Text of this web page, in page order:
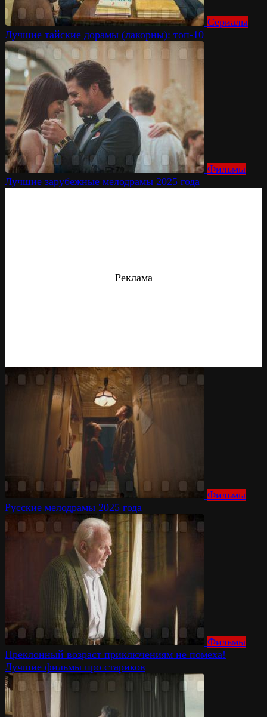
Сериалы
Лучшие тайские дорамы (лакорны): топ-10
Фильмы
Лучшие зарубежные мелодрамы 2025 года
Реклама
Фильмы
Русские мелодрамы 2025 года
Фильмы
Преклонный возраст приключениям не помеха!
Лучшие фильмы про стариков